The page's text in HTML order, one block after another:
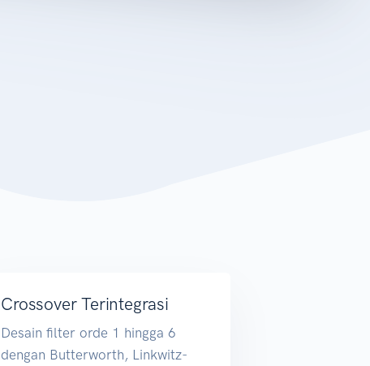
Crossover Terintegrasi
Desain filter orde 1 hingga 6
dengan Butterworth, Linkwitz-